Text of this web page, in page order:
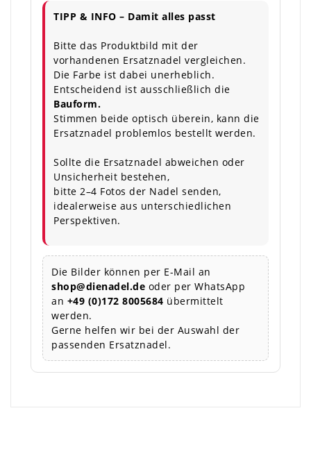
TIPP & INFO – Damit alles passt
Bitte das Produktbild mit der
vorhandenen Ersatznadel vergleichen.
Die Farbe ist dabei unerheblich.
Entscheidend ist ausschließlich die
Bauform.
Stimmen beide optisch überein, kann die
Ersatznadel problemlos bestellt werden.
Sollte die Ersatznadel abweichen oder
Unsicherheit bestehen,
bitte 2–4 Fotos der Nadel senden,
idealerweise aus unterschiedlichen
Perspektiven.
Die Bilder können per E-Mail an
shop@dienadel.de oder per WhatsApp
an +49 (0)172 8005684 übermittelt
werden.
Gerne helfen wir bei der Auswahl der
passenden Ersatznadel.